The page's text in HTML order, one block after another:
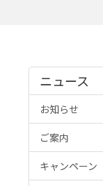
ニュース
お知らせ
ご案内
キャンペーン